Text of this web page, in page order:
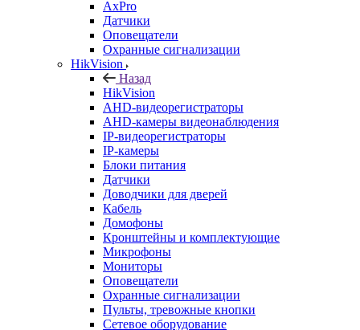
AxPro
Датчики
Оповещатели
Охранные сигнализации
HikVision
Назад
HikVision
AHD-видеорегистраторы
AHD-камеры видеонаблюдения
IP-видеорегистраторы
IP-камеры
Блоки питания
Датчики
Доводчики для дверей
Кабель
Домофоны
Кронштейны и комплектующие
Микрофоны
Мониторы
Оповещатели
Охранные сигнализации
Пульты, тревожные кнопки
Сетевое оборудование